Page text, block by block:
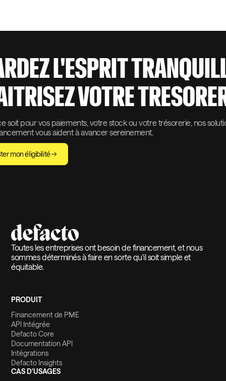
L'ESPRIT
VOTRE
soit pour vos paiements, votre stock ou votre trésorerie, nos
vous aident à avancer sereinement.
mon éligibilité
Toutes les entreprises ont besoin de financement, et nous
sommes déterminés à faire en sorte qu'il soit simple et
équitable.
PRODUIT
Financement de PME
API Intégrée
Defacto Core
Documentation API
Intégrations
Defacto Insights
CAS D'USAGES